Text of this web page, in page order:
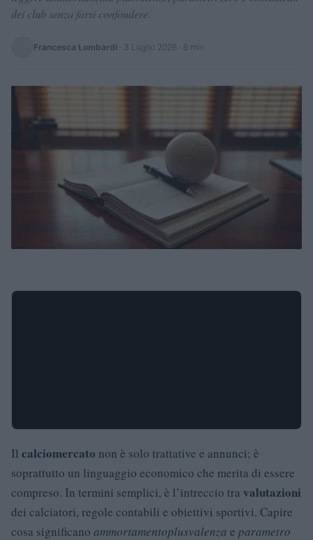
dei club senza farsi confondere.
Francesca Lombardi 3 Luglio 2026 · 6 min
Il calciomercato non è solo trattative e annunci; è
soprattutto un linguaggio economico che merita di essere
compreso. In termini semplici, è l’intreccio tra valutazioni
dei calciatori, regole contabili e obiettivi sportivi. Capire
cosa significano ammortamentoplusvalenza e parametro